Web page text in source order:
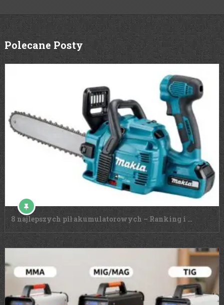
Polecane Posty
8 najlepszych pił akumulatorowych – Ranking i …